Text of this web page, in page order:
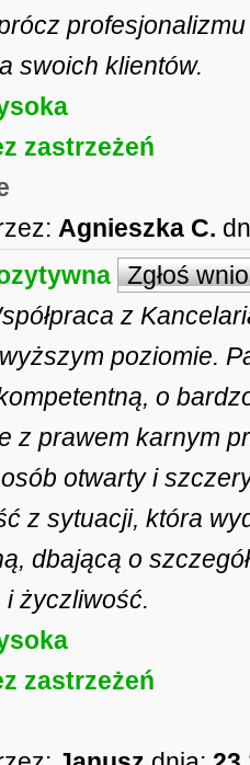
swoich klientów.
zastrzeżeń
Agnieszka C.
Zgłoś
z
poziomie.
o
z prawem karnym
otwarty i
z sytuacji, która
dbającą o
życzliwość.
zastrzeżeń